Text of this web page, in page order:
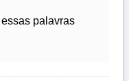
palavras